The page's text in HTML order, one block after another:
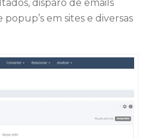
disparo de emails
em sites e diversas